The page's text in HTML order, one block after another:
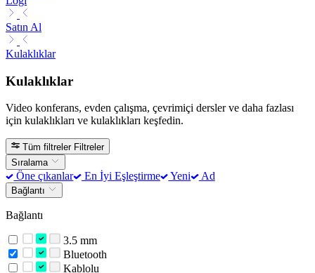
Satın Al
Kulaklıklar
Kulaklıklar
Video konferans, evden çalışma, çevrimiçi dersler ve daha fazlası
için kulaklıkları ve kulaklıkları keşfedin.
Tüm filtreler Filtreler
Sıralama
Öne çıkanlar En İyi Eşleştirme Yeni Ad
Bağlantı
Bağlantı
3.5 mm
Bluetooth
Kablolu